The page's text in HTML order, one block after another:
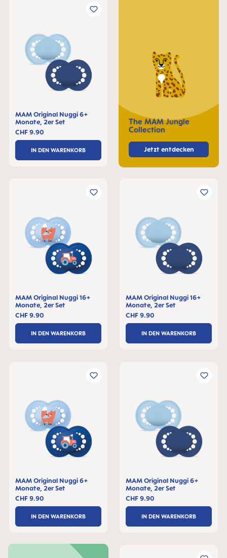
The MAM Jungle
Collection
Jetzt entdecken
MAM Original Nuggi 6+
Monate, 2er Set
CHF 9.90
IN DEN WARENKORB
MAM Original Nuggi 16+
Monate, 2er Set
CHF 9.90
IN DEN WARENKORB
MAM Original Nuggi 16+
Monate, 2er Set
CHF 9.90
IN DEN WARENKORB
MAM Original Nuggi 6+
Monate, 2er Set
CHF 9.90
IN DEN WARENKORB
MAM Original Nuggi 6+
Monate, 2er Set
CHF 9.90
IN DEN WARENKORB